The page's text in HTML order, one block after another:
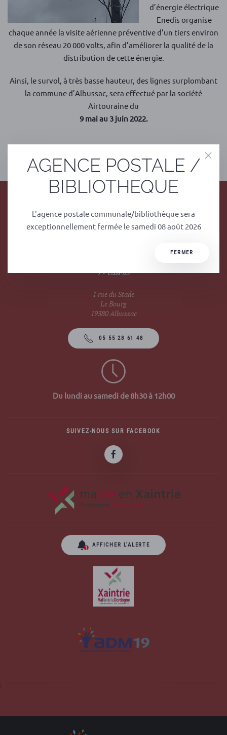
d’énergie électrique
Enedis organise
chaque année la visite aérienne préventive d’un tiers environ
de son réseau 20 000 volts, afin d’améliorer la qualité de la
distribution de cette énergie.
Ainsi, le survol, à très basse hauteur, des lignes surplombant
la commune d’Albussac, sera effectué par la société
Airtouraine du
9 mai au 3 juin 2022.
SUIVANT
Mairie
1 rue du Stade
Le Bourg
19380 Albussac
05 55 28 61 48
Du lundi au samedi de 8h30 à 12h00
SUIVEZ-NOUS SUR FACEBOOK
AFFICHER L’ALERTE
Corrèze
AGENCE POSTALE /
BIBLIOTHEQUE
L'agence postale communale/bibliothèque sera
exceptionnellement fermée le samedi 08 août 2026
FERMER